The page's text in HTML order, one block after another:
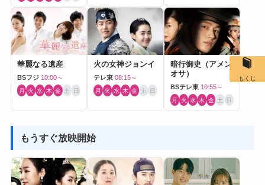
華麗なる遺産
BSフジ 10:00～
月 火 水 木 金 土 日
火の女神ジョンイ
テレ東 08:15～
月 火 水 木 金 土 日
暗行御史（アメン
オサ）
BSテレ東 10:55～
月 火 水 木 金 土 日
もうすぐ放映開始
もくじ